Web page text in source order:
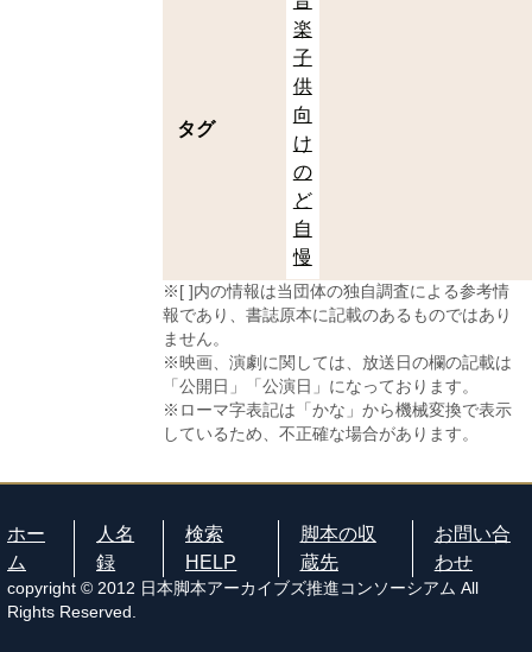
タグ
楽
子
供
向
け
の
ど
自
慢
※[ ]内の情報は当団体の独自調査による参考情
報であり、書誌原本に記載のあるものではあり
ません。
※映画、演劇に関しては、放送日の欄の記載は
「公開日」「公演日」になっております。
※ローマ字表記は「かな」から機械変換で表示
しているため、不正確な場合があります。
ホー
ム
人名
録
検索
HELP
脚本の収
蔵先
お問い合
わせ
copyright © 2012 日本脚本アーカイブズ推進コンソーシアム All
Rights Reserved.